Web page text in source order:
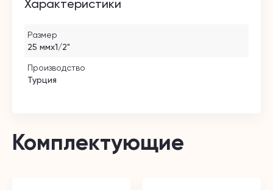
Характеристики
Размер
25 ммх1/2"
Производство
Турция
Комплектующие